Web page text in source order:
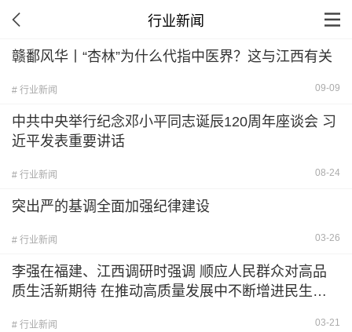
行业新闻
赣鄱风华丨“杏林”为什么代指中医界？这与江西有关
# 行业新闻 09-09
中共中央举行纪念邓小平同志诞辰120周年座谈会 习
近平发表重要讲话
# 行业新闻 08-24
突出严的基调全面加强纪律建设
# 行业新闻 03-26
李强在福建、江西调研时强调 顺应人民群众对高品
质生活新期待 在推动高质量发展中不断增进民生福
# 行业新闻 03-21